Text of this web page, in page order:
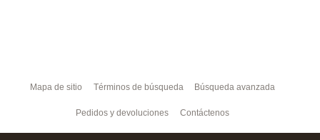
Mapa de sitio Términos de búsqueda Búsqueda avanzada
Pedidos y devoluciones Contáctenos